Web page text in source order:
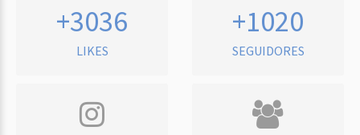
+3036
LIKES
+1020
SEGUIDORES